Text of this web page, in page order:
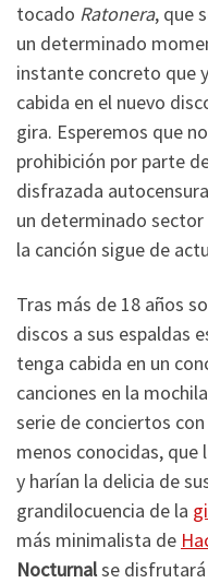
tocado Ratonera, que
un determinado
instante concreto que
cabida en el nuevo
gira. Esperemos que
prohibición por parte
disfrazada
un determinado sector
la canción sigue de
Tras más de 18 años
discos a sus espaldas
tenga cabida en un
canciones en la
serie de conciertos
menos conocidas, que
y harían la delicia de
grandilocuencia de la
más minimalista de
Nocturnalse disfrutará